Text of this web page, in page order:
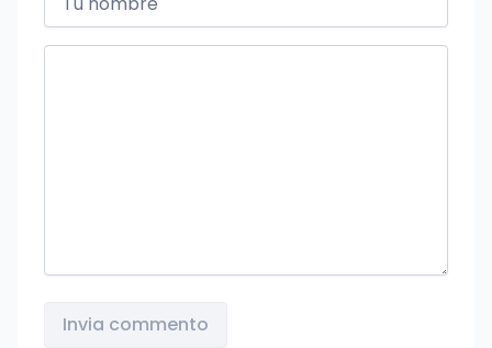
Invia commento